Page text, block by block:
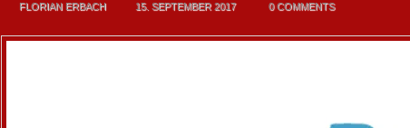
FLORIAN ERBACH 15. SEPTEMBER 2017 0 COMMENTS